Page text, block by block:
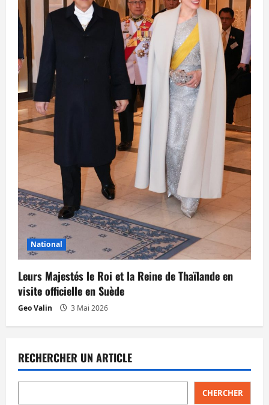
National
Leurs Majestés le Roi et la Reine de Thaïlande en
visite officielle en Suède
Geo Valin 3 Mai 2026
RECHERCHER UN ARTICLE
CHERCHER